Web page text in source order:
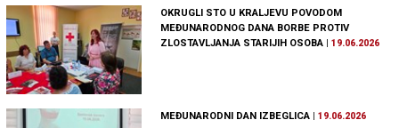
OKRUGLI STO U KRALJEVU POVODOM
MEĐUNARODNOG DANA BORBE PROTIV
ZLOSTAVLJANJA STARIJIH OSOBA |19.06.2026
MEĐUNARODNI DAN IZBEGLICA |19.06.2026